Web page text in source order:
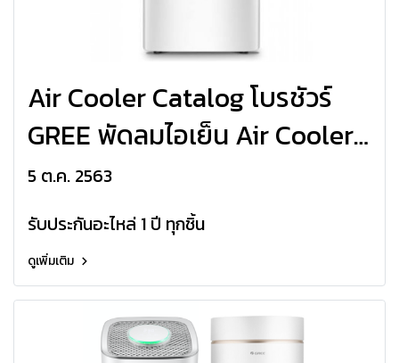
Air Cooler Catalog โบรชัวร์
GREE พัดลมไอเย็น Air Cooler
10 Litter
5 ต.ค. 2563
รับประกันอะไหล่ 1 ปี ทุกชิ้น
ดูเพิ่มเติม